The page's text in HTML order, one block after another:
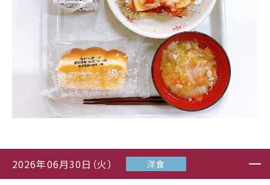
2026年06月30日（火） 洋食